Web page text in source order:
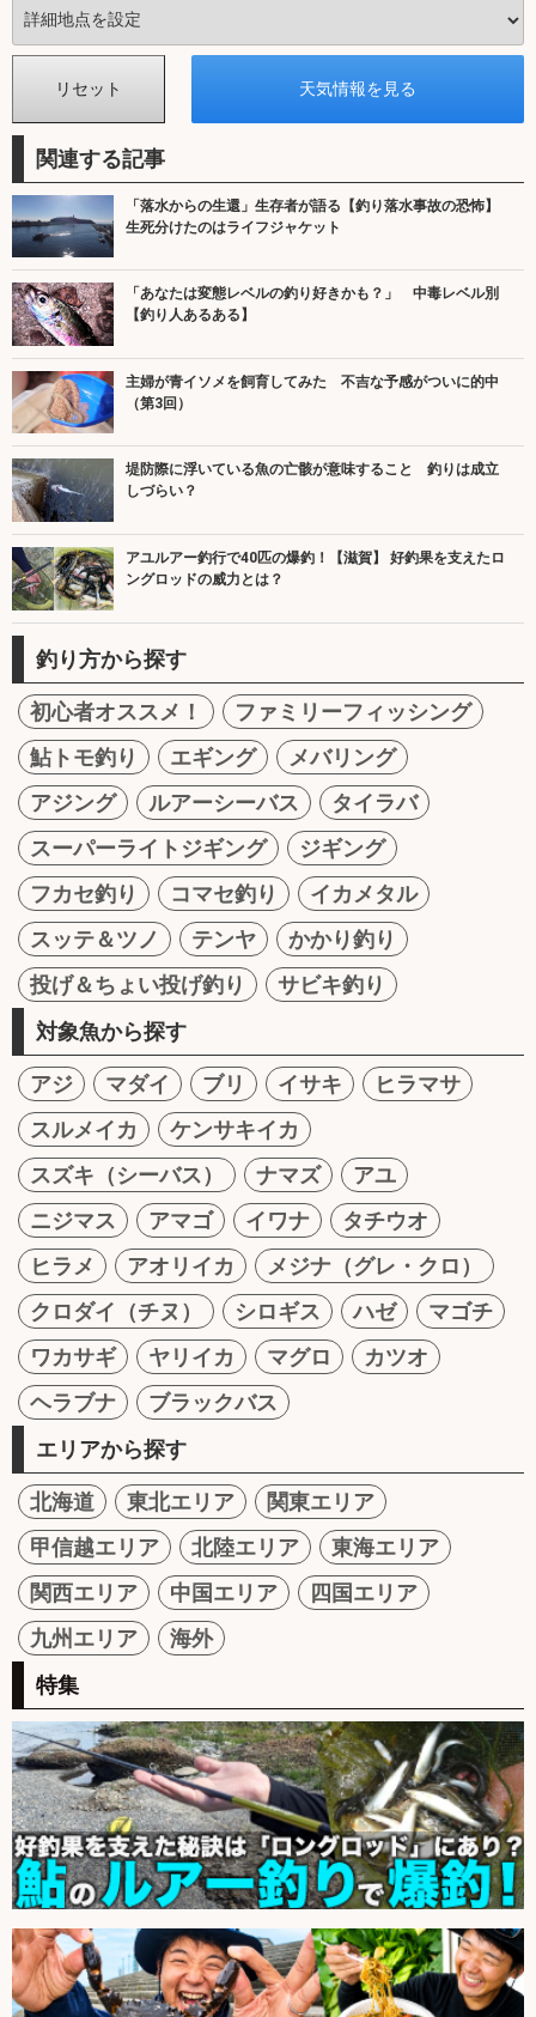
関連する記事
「落水からの生還」生存者が語る【釣り落水事故の恐怖】
生死分けたのはライフジャケット
「あなたは変態レベルの釣り好きかも？」 中毒レベル別
【釣り人あるある】
主婦が青イソメを飼育してみた 不吉な予感がついに的中
（第3回）
堤防際に浮いている魚の亡骸が意味すること 釣りは成立
しづらい？
アユルアー釣行で40匹の爆釣！【滋賀】 好釣果を支えたロ
ングロッドの威力とは？
釣り方から探す
初心者オススメ！
ファミリーフィッシング
鮎トモ釣り
エギング
メバリング
アジング
ルアーシーバス
タイラバ
スーパーライトジギング
ジギング
フカセ釣り
コマセ釣り
イカメタル
スッテ＆ツノ
テンヤ
かかり釣り
投げ＆ちょい投げ釣り
サビキ釣り
対象魚から探す
アジ マダイ ブリ イサキ
ヒラマサ
スルメイカ
ケンサキイカ
スズキ（シーバス）
ナマズ
アユ
ニジマス
アマゴ イワナ
タチウオ
ヒラメ
アオリイカ
メジナ（グレ・クロ）
クロダイ（チヌ）
シロギス ハゼ
マゴチ
ワカサギ
ヤリイカ マグロ
カツオ
ヘラブナ
ブラックバス
エリアから探す
北海道 東北エリア
関東エリア
甲信越エリア
北陸エリア
東海エリア
関西エリア
中国エリア
四国エリア
九州エリア
海外
特集